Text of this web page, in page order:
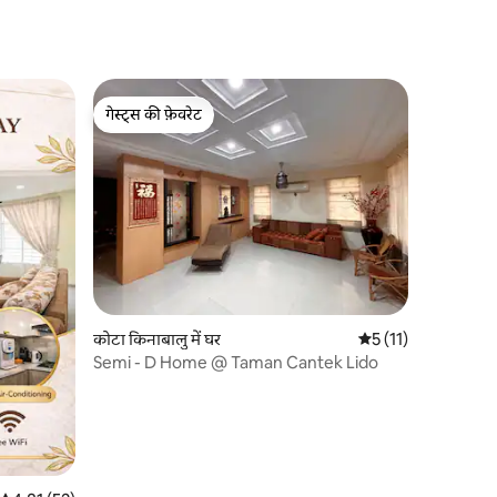
गेस्ट्स की फ़ेवरेट
गेस्ट्स की फ़ेवरेट
कोटा किनाबालु में घर औसत रेटिंग 5 में से 5,
5 (11)
Semi - D Home @ Taman Cantek Lido